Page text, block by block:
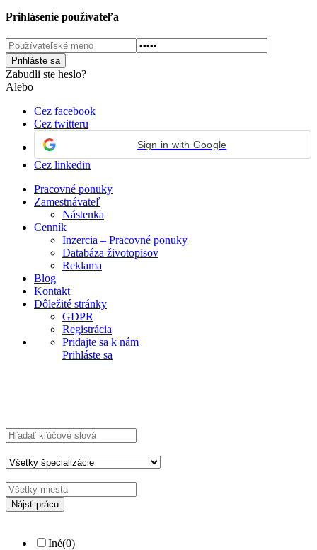
Prihlásenie používateľa
Zabudli ste heslo?
Alebo
Cez facebook
Cez twitteru
Sign in with Google
Cez linkedin
Pracovné ponuky
Zamestnávateľ
Nástenka
Cenník
Inzercia – Pracovné ponuky
Databáza životopisov
Reklama
Blog
Kontakt
Dôležité stránky
GDPR
Registrácia
Pridajte sa k nám
Prihláste sa
Iné(0)